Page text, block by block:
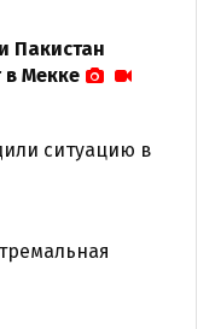
Пакистан
Мекке
ситуацию в